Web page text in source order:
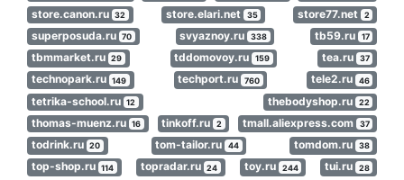
store.canon.ru 32 store.elari.net 35 store77.net 2
superposuda.ru 70 svyaznoy.ru 338 tb59.ru 17
tbmmarket.ru 29 tddomovoy.ru 159 tea.ru 37
technopark.ru 149 techport.ru 760 tele2.ru 46
tetrika-school.ru 12 thebodyshop.ru 22
thomas-muenz.ru 16 tinkoff.ru 2 tmall.aliexpress.com 37
todrink.ru 20 tom-tailor.ru 44 tomdom.ru 38
top-shop.ru 114 topradar.ru 24 toy.ru 244 tui.ru 28